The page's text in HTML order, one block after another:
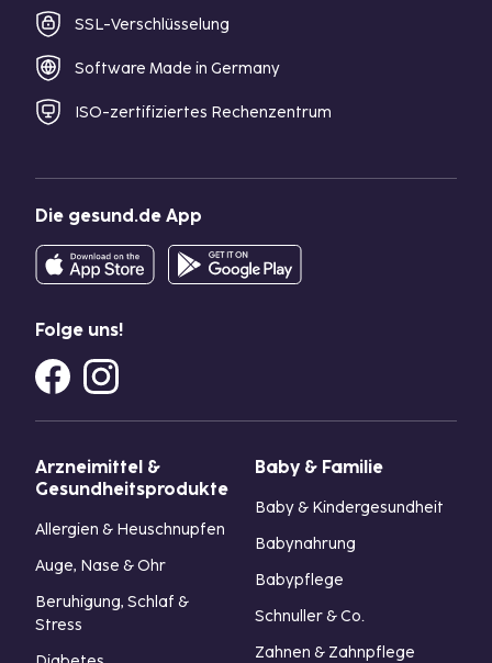
SSL-Verschlüsselung
Software Made in Germany
ISO-zertifiziertes Rechenzentrum
Die gesund.de App
Folge uns!
Arzneimittel &
Gesundheitsprodukte
Allergien & Heuschnupfen
Auge, Nase & Ohr
Beruhigung, Schlaf &
Stress
Baby & Familie
Baby & Kindergesundheit
Babynahrung
Babypflege
Schnuller & Co.
Zahnen & Zahnpflege